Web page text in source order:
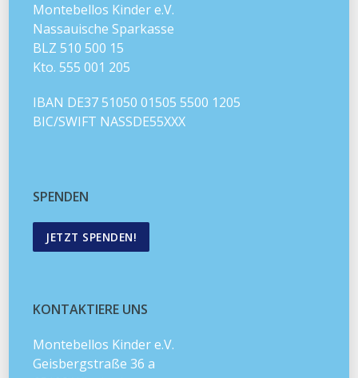
Montebellos Kinder e.V.
Nassauische Sparkasse
BLZ 510 500 15
Kto. 555 001 205
IBAN DE37 51050 01505 5500 1205
BIC/SWIFT NASSDE55XXX
SPENDEN
JETZT SPENDEN!
KONTAKTIERE UNS
Montebellos Kinder e.V.
Geisbergstraße 36 a